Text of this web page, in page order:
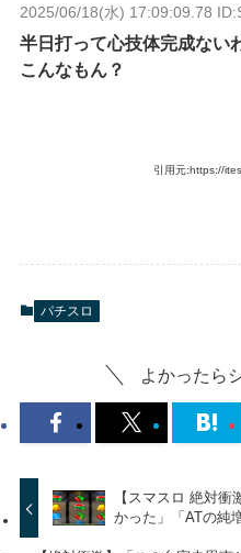
2025/06/18(水) 17:09:09.78
半日打って心技体完成ない
こんなもん？
引用元:https://
パチスロ
よかったら
【スマスロ 絶対
かった」「ATの純